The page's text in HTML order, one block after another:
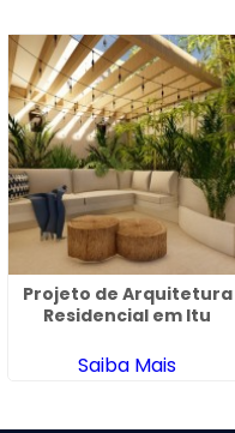
Projeto de Arquitetura
Residencial em Itu
Saiba Mais